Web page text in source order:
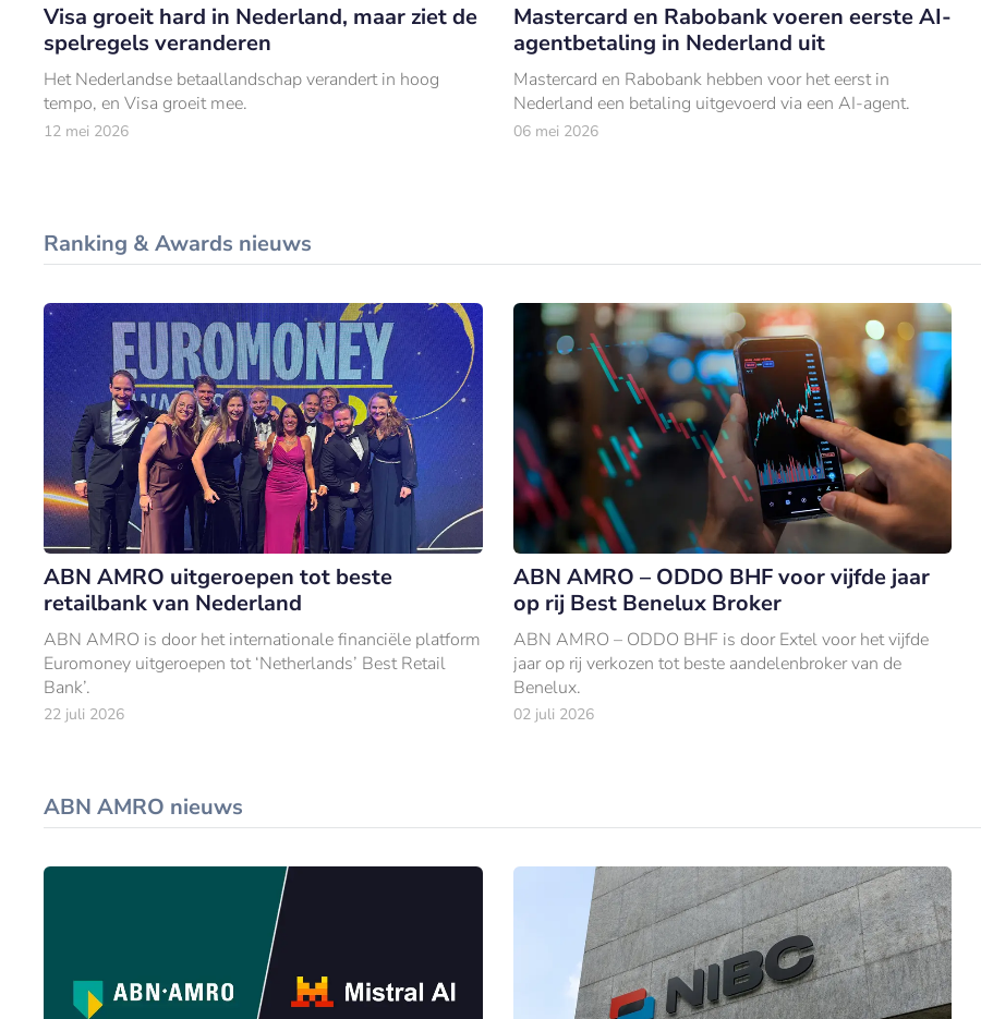
Visa groeit hard in Nederland, maar ziet de
spelregels veranderen
Het Nederlandse betaallandschap verandert in hoog
tempo, en Visa groeit mee.
12 mei 2026
Mastercard en Rabobank voeren eerste AI-
agentbetaling in Nederland uit
Mastercard en Rabobank hebben voor het eerst in
Nederland een betaling uitgevoerd via een AI-agent.
06 mei 2026
Ranking & Awards nieuws
ABN AMRO uitgeroepen tot beste
retailbank van Nederland
ABN AMRO is door het internationale financiële platform
Euromoney uitgeroepen tot ‘Netherlands’ Best Retail
Bank’.
22 juli 2026
ABN AMRO – ODDO BHF voor vijfde jaar
op rij Best Benelux Broker
ABN AMRO – ODDO BHF is door Extel voor het vijfde
jaar op rij verkozen tot beste aandelenbroker van de
Benelux.
02 juli 2026
ABN AMRO nieuws